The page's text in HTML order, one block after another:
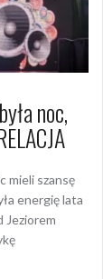
noc,
mieli szansę
energię lata
Jeziorem